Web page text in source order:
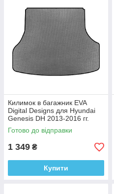
Килимок в багажник EVA
Digital Designs для Hyundai
Genesis DH 2013-2016 гг.
Этилвинилацетат
Готово до відправки
1 349 ₴
Купити